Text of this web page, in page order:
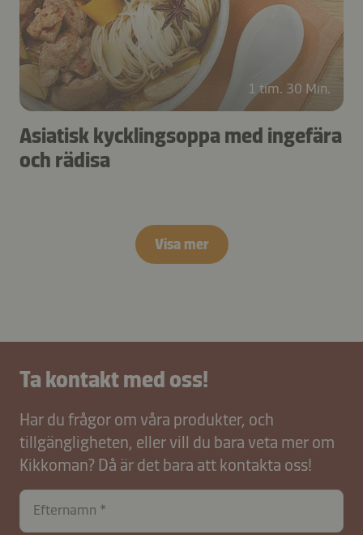
1 tim. 30 Min.
Asiatisk kycklingsoppa med ingefära
och rädisa
Visa mer
Ta kontakt med oss!
Har du frågor om våra produkter, och
tillgängligheten, eller vill du bara veta mer om
Kikkoman? Då är det bara att kontakta oss!
Efternamn